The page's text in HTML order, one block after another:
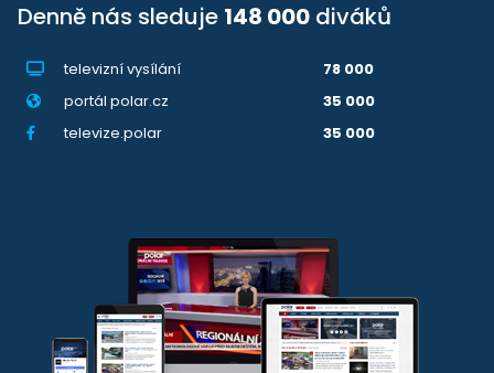
Denně nás sleduje 148 000 diváků
televizní vysílání
78 000
portál polar.cz
35 000
televize.polar
35 000